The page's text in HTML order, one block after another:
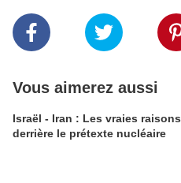
Vous aimerez aussi
Israël - Iran : Les vraies raisons
derrière le prétexte nucléaire